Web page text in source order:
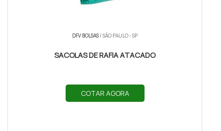
DFV BOLSAS/ SÃO PAULO - SP
SACOLAS DE RAFIA ATACADO
COTAR AGORA